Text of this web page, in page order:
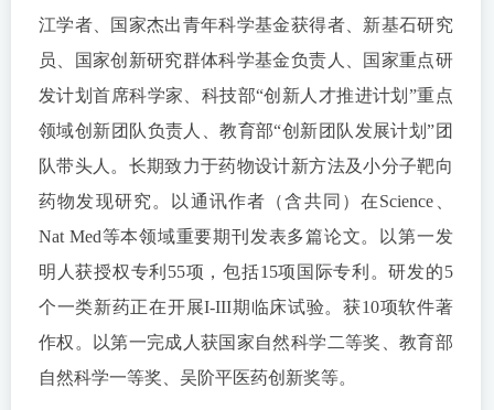
江学者、国家杰出青年科学基金获得者、新基石研究
员、国家创新研究群体科学基金负责人、国家重点研
发计划首席科学家、科技部“创新人才推进计划”重点
领域创新团队负责人、教育部“创新团队发展计划”团
队带头人。长期致力于药物设计新方法及小分子靶向
药物发现研究。以通讯作者（含共同）在Science、
Nat Med等本领域重要期刊发表多篇论文。以第一发
明人获授权专利55项，包括15项国际专利。研发的5
个一类新药正在开展I-III期临床试验。获10项软件著
作权。以第一完成人获国家自然科学二等奖、教育部
自然科学一等奖、吴阶平医药创新奖等。